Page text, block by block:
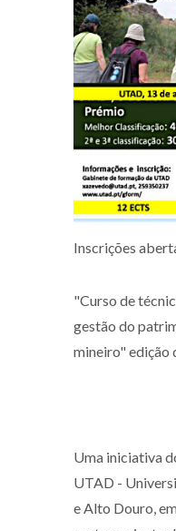
Inscrições
"Curso de
gestão do
mineiro" edição
Uma iniciativa
UTAD -
e Alto Douro,